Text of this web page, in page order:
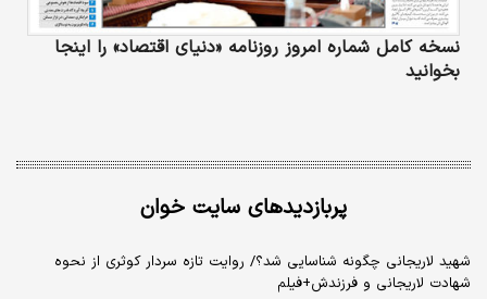
نسخه کامل شماره امروز روزنامه «دنیای‌ اقتصاد» را اینجا
بخوانید
پربازدیدهای سایت خوان
شهید لاریجانی چگونه شناسایی شد؟/ روایت تازه سردار کوثری از نحوه
شهادت لاریجانی و فرزندش+فیلم